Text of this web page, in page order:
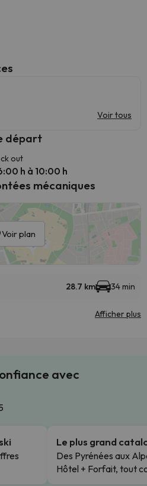
Voir tous
départ
out
h à 10:00 h
mécaniques
Voir plan
28.7 km 34 min
Afficher plus
avec
Le plus grand
Des Pyrénées aux
Hôtel + Forfait, tout